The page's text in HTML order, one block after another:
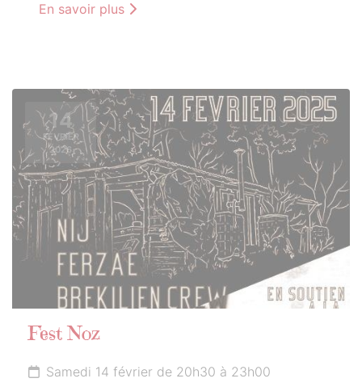
En savoir plus
14
FÉVRIER
2026
Fest Noz
Samedi 14 février de 20h30 à 23h00